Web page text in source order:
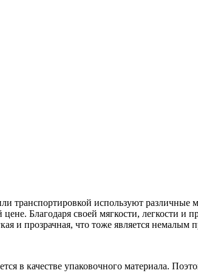
транспортировкой используют различные
Благодаря своей мягкости, легкости
и прозрачная, что тоже является немалым
в качестве упаковочного материала.